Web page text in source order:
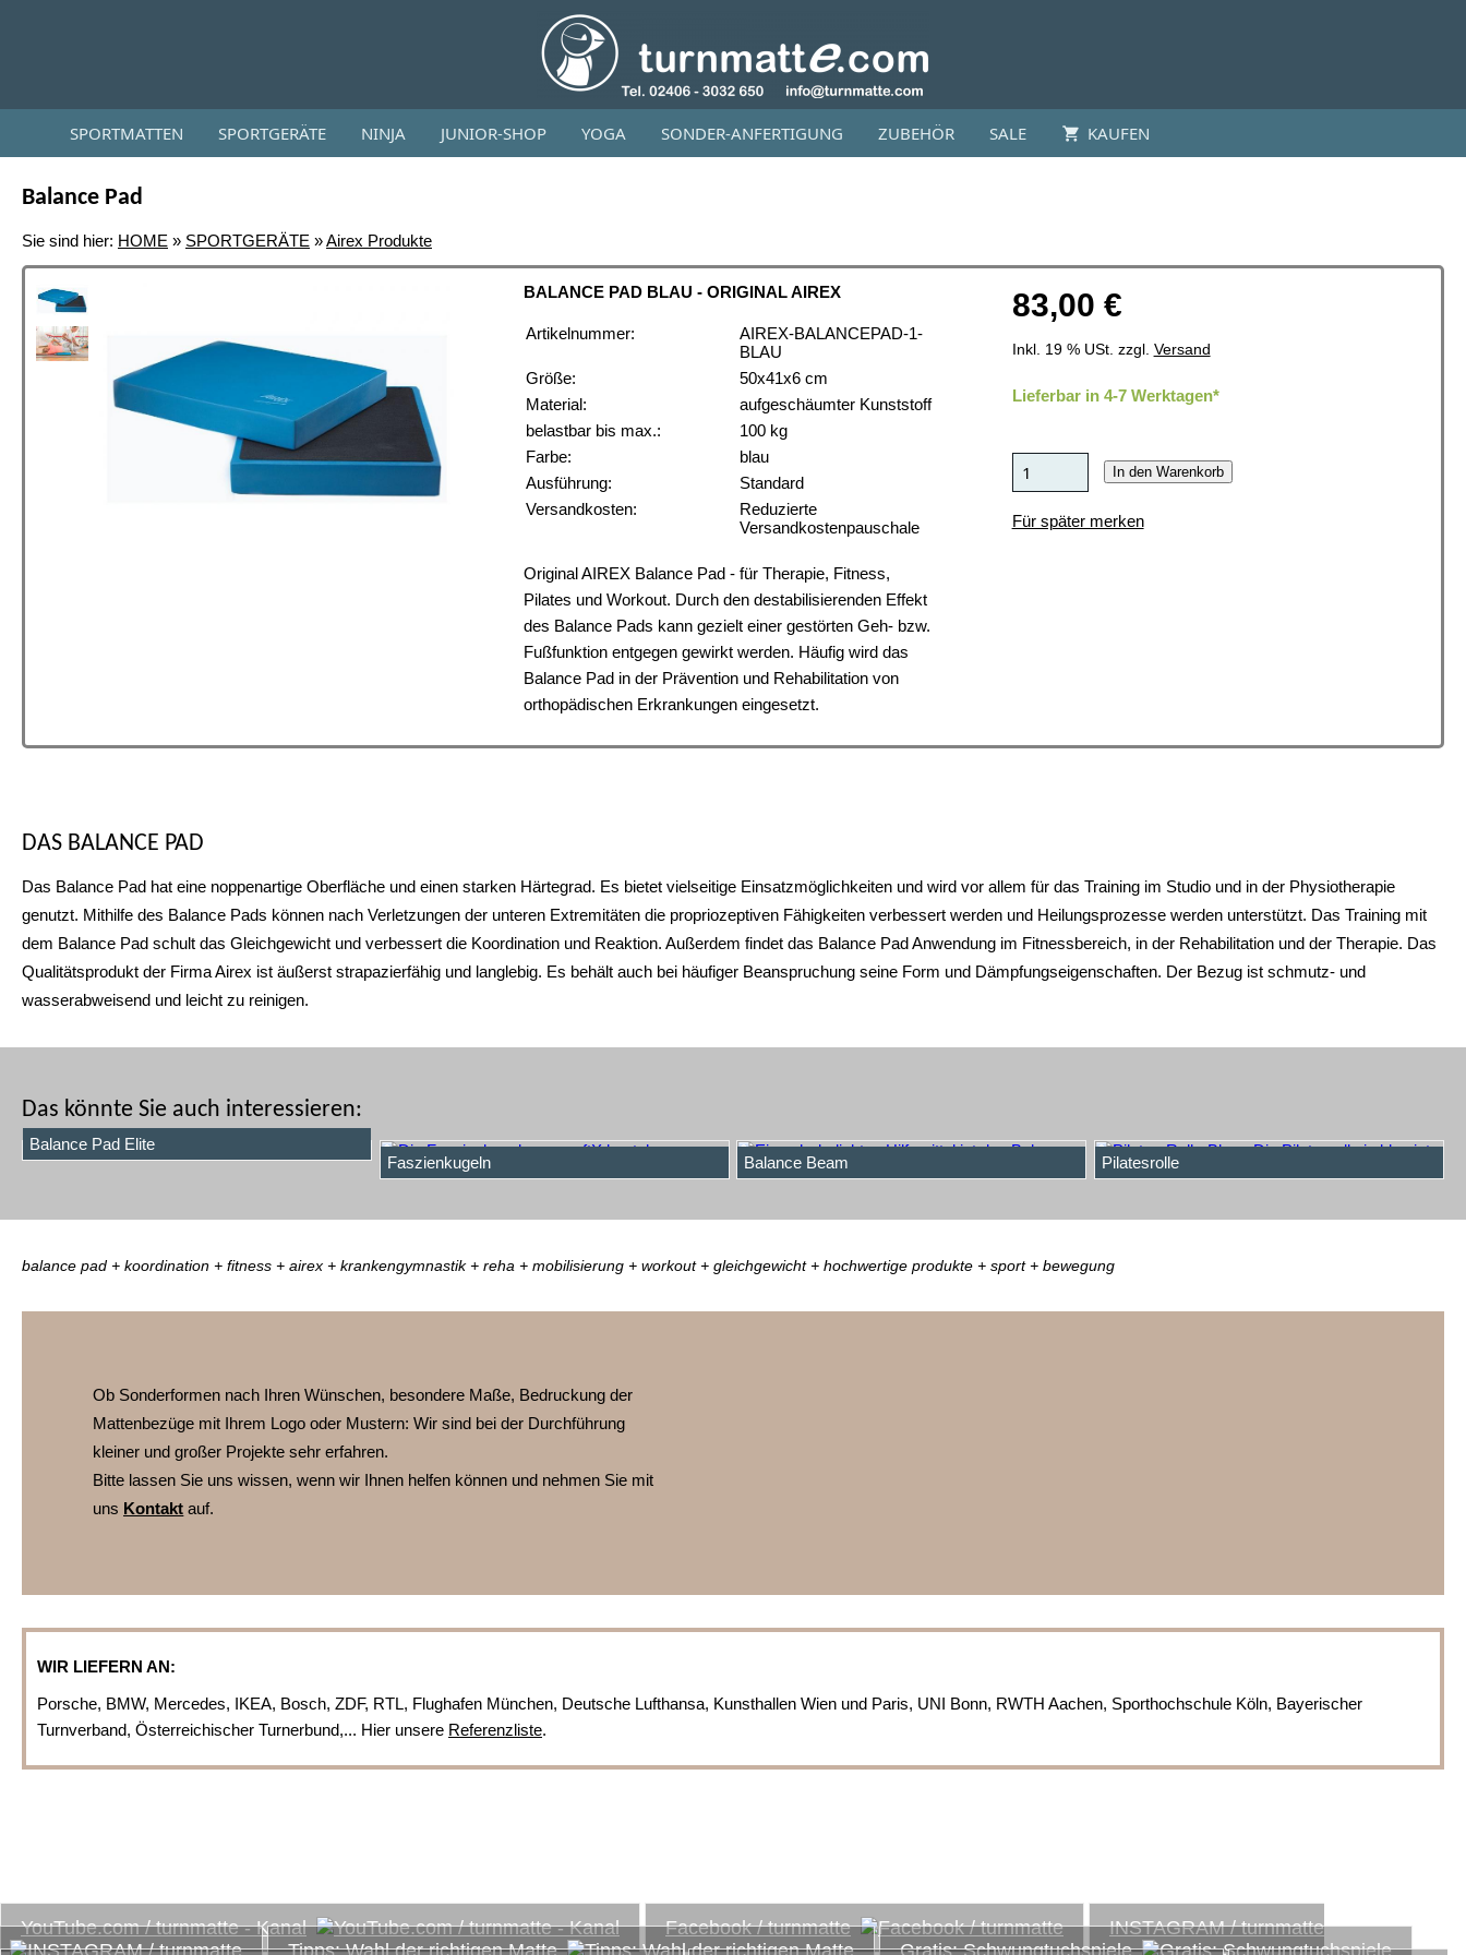
SPORTMATTEN SPORTGERÄTE NINJA JUNIOR-SHOP YOGA SONDER-ANFERTIGUNG ZUBEHÖR SALE KAUFEN
Balance Pad
Sie sind hier: HOME » SPORTGERÄTE »Airex Produkte
BALANCE PAD BLAU - ORIGINAL AIREX
Artikelnummer:
AIREX-BALANCEPAD-1-
BLAU
Größe:
50x41x6 cm
Material:
aufgeschäumter Kunststoff
belastbar bis max.:
100 kg
Farbe:
blau
Ausführung:
Standard
Versandkosten:
Reduzierte
Versandkostenpauschale
Original AIREX Balance Pad - für Therapie, Fitness,
Pilates und Workout. Durch den destabilisierenden Effekt
des Balance Pads kann gezielt einer gestörten Geh- bzw.
Fußfunktion entgegen gewirkt werden. Häufig wird das
Balance Pad in der Prävention und Rehabilitation von
orthopädischen Erkrankungen eingesetzt.
83,00 €
Inkl. 19 % USt. zzgl. Versand
Lieferbar in 4-7 Werktagen*
In den Warenkorb
Für später merken
DAS BALANCE PAD
Das Balance Pad hat eine noppenartige Oberfläche und einen starken Härtegrad. Es bietet vielseitige Einsatzmöglichkeiten und wird vor allem für das Training im Studio und in der Physiotherapie
genutzt. Mithilfe des Balance Pads können nach Verletzungen der unteren Extremitäten die propriozeptiven Fähigkeiten verbessert werden und Heilungsprozesse werden unterstützt. Das Training mit
dem Balance Pad schult das Gleichgewicht und verbessert die Koordination und Reaktion. Außerdem findet das Balance Pad Anwendung im Fitnessbereich, in der Rehabilitation und der Therapie. Das
Qualitätsprodukt der Firma Airex ist äußerst strapazierfähig und langlebig. Es behält auch bei häufiger Beanspruchung seine Form und Dämpfungseigenschaften. Der Bezug ist schmutz- und
wasserabweisend und leicht zu reinigen.
Das könnte Sie auch interessieren:
Balance Pad Elite
Faszienkugeln
Balance Beam Pilatesrolle
balance pad + koordination + fitness + airex + krankengymnastik + reha + mobilisierung + workout + gleichgewicht + hochwertige produkte + sport + bewegung
Ob Sonderformen nach Ihren Wünschen, besondere Maße, Bedruckung der
Mattenbezüge mit Ihrem Logo oder Mustern: Wir sind bei der Durchführung
kleiner und großer Projekte sehr erfahren.
Bitte lassen Sie uns wissen, wenn wir Ihnen helfen können und nehmen Sie mit
uns Kontakt auf.
WIR LIEFERN AN:
Porsche, BMW, Mercedes, IKEA, Bosch, ZDF, RTL, Flughafen München, Deutsche Lufthansa, Kunsthallen Wien und Paris, UNI Bonn, RWTH Aachen, Sporthochschule Köln, Bayerischer
Turnverband, Österreichischer Turnerbund,... Hier unsere Referenzliste.
YouTube.com / turnmatte - Kanal
Facebook / turnmatte
INSTAGRAM / turnmatte
Tipps: Wahl der richtigen Matte
Gratis: Schwungtuchspiele